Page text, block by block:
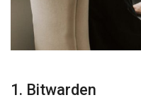
1. Bitwarden